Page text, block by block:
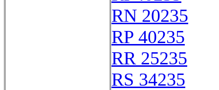
RN 20235
RP 40235
RR 25235
RS 34235